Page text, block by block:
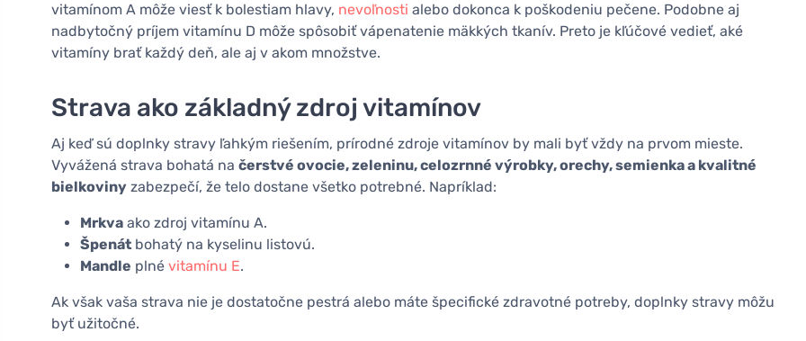
vitamínom A môže viesť k bolestiam hlavy, nevoľnosti alebo dokonca k poškodeniu pečene. Podobne aj
nadbytočný príjem vitamínu D môže spôsobiť vápenatenie mäkkých tkanív. Preto je kľúčové vedieť, aké
vitamíny brať každý deň, ale aj v akom množstve.
Strava ako základný zdroj vitamínov
Aj keď sú doplnky stravy ľahkým riešením, prírodné zdroje vitamínov by mali byť vždy na prvom mieste.
Vyvážená strava bohatá na čerstvé ovocie, zeleninu, celozrnné výrobky, orechy, semienka a kvalitné
bielkoviny zabezpečí, že telo dostane všetko potrebné. Napríklad:
Mrkva ako zdroj vitamínu A.
Špenát bohatý na kyselinu listovú.
Mandle plné vitamínu E.
Ak však vaša strava nie je dostatočne pestrá alebo máte špecifické zdravotné potreby, doplnky stravy môžu
byť užitočné.